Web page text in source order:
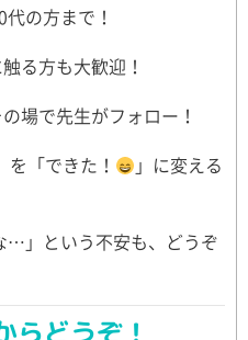
の方まで！
る方も大歓迎！
場で先生がフォロー！
を「できた！
」に変える
…」という不安も、どうぞ
らどうぞ！